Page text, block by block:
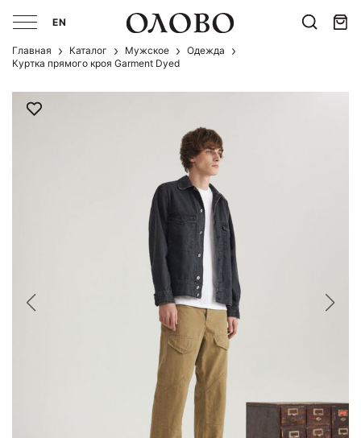
EN
Главная Каталог Мужcкое
Одежда
Куртка прямого кроя Garment Dyed